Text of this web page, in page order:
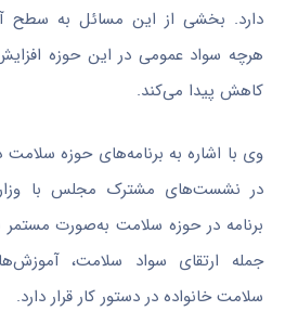
دارد. بخشی از این مسائل به سطح
هرچه سواد عمومی در این حوزه افزایش
کاهش پیدا می‌کند.
وی با اشاره به برنامه‌های حوزه
در نشست‌های مشترک مجلس با
برنامه در حوزه سلامت به‌صورت
جمله ارتقای سواد سلامت،
سلامت خانواده در دستور کار قرار دارد.